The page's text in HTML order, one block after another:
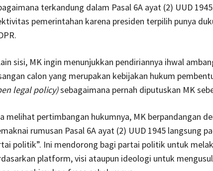
terkandung dalam Pasal 6A ayat (2) UUD
pemerintahan karena presiden terpilih punya
sisi, MK ingin menunjukkan pendiriannya ihwal
calon yang merupakan kebijakan hukum
legal policy)sebagaimana pernah diputuskan MK
melihat pertimbangan hukumnya, MK berpandangan
rumusan Pasal 6A ayat (2) UUD 1945 langsung
politik”. Ini mendorong bagi partai politik untuk
platform, visi ataupun ideologi untuk